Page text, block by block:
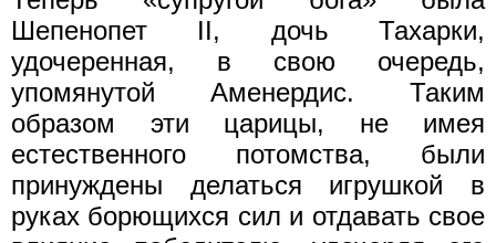
Шепенопет II, дочь Тахарки,
удочеренная, в свою очередь,
упомянутой Аменердис. Таким
образом эти царицы, не имея
естественного потомства, были
принуждены делаться игрушкой в
руках борющихся сил и отдавать свое